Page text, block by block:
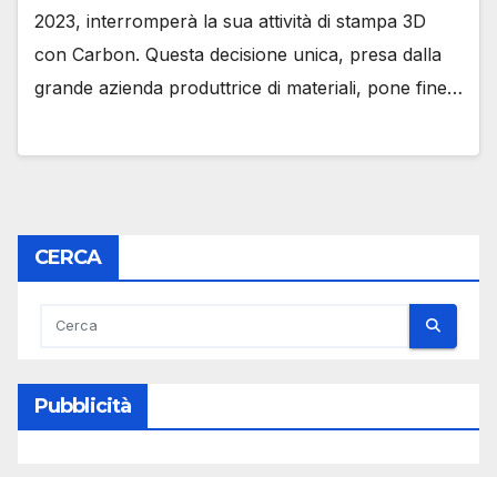
2023, interromperà la sua attività di stampa 3D
con Carbon. Questa decisione unica, presa dalla
grande azienda produttrice di materiali, pone fine…
CERCA
Pubblicità